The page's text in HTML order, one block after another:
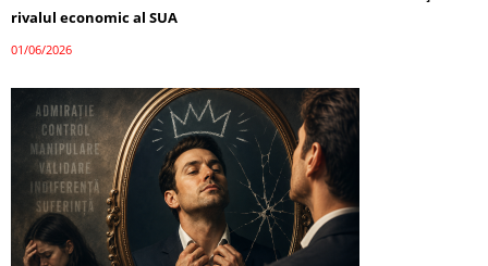
rivalul economic al SUA
01/06/2026